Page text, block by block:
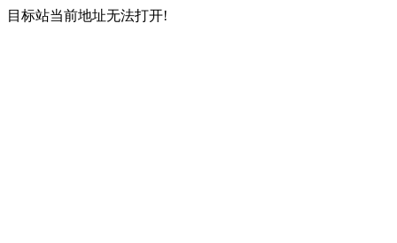
目标站当前地址无法打开!